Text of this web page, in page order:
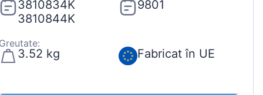
3810834K
3810844K
9801
3.52 kg Fabricat în UE